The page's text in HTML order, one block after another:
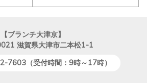
【ブランチ大津京】
滋賀県大津市二本松1-1
7603（受付時間：9時～17時）